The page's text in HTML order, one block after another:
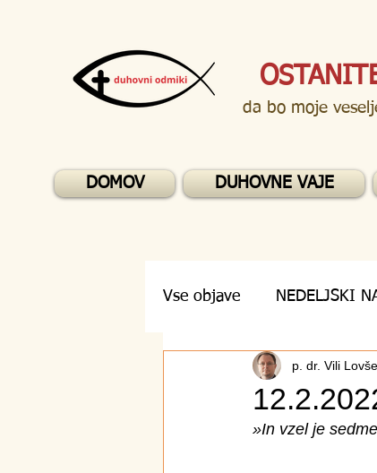
da bo moje
DOMOV DUHOVNE VAJE
Vse objave NEDELJSKI
DUHOVNA VPRAŠANJA
p. dr. Vili Lovše
»In vzel je